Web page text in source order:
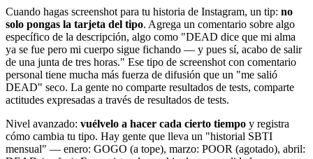
Cuando hagas screenshot para tu historia de Instagram, un tip: no
solo pongas la tarjeta del tipo. Agrega un comentario sobre algo
específico de la descripción, algo como "DEAD dice que mi alma
ya se fue pero mi cuerpo sigue fichando — y pues sí, acabo de salir
de una junta de tres horas." Ese tipo de screenshot con comentario
personal tiene mucha más fuerza de difusión que un "me salió
DEAD" seco. La gente no comparte resultados de tests, comparte
actitudes expresadas a través de resultados de tests.
Nivel avanzado: vuélvelo a hacer cada cierto tiempo y registra
cómo cambia tu tipo. Hay gente que lleva un "historial SBTI
mensual" — enero: GOGO (a tope), marzo: POOR (agotado), abril: